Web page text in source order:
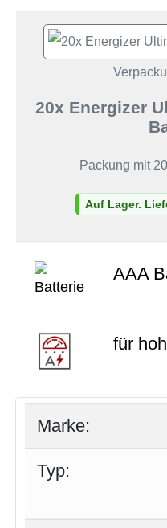
20x Energizer
Packung mit
Auf Lager.
AAA
für
Marke:
Typ: